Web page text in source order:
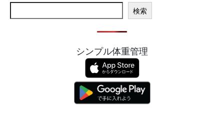
検索
シンプル体重管理